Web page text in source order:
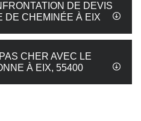
DE DEVIS
DE CHEMINÉE À EIX
CHER AVEC LE
À EIX, 55400